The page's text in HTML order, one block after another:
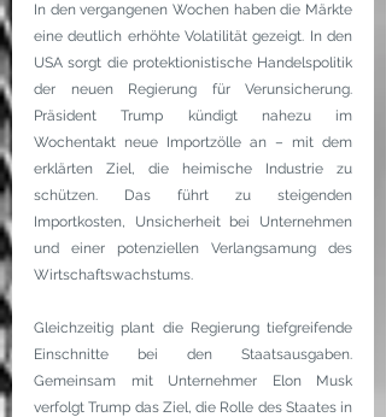
In den vergangenen Wochen haben die Märkte
eine deutlich erhöhte Volatilität gezeigt. In den
USA sorgt die protektionistische Handelspolitik
der neuen Regierung für Verunsicherung.
Präsident Trump kündigt nahezu im
Wochentakt neue Importzölle an – mit dem
erklärten Ziel, die heimische Industrie zu
schützen. Das führt zu steigenden
Importkosten, Unsicherheit bei Unternehmen
und einer potenziellen Verlangsamung des
Wirtschaftswachstums.
Gleichzeitig plant die Regierung tiefgreifende
Einschnitte bei den Staatsausgaben.
Gemeinsam mit Unternehmer Elon Musk
verfolgt Trump das Ziel, die Rolle des Staates in